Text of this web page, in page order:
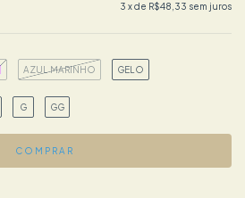
3 x de R$48,33 sem juros
AZUL MARINHO GELO
G GG